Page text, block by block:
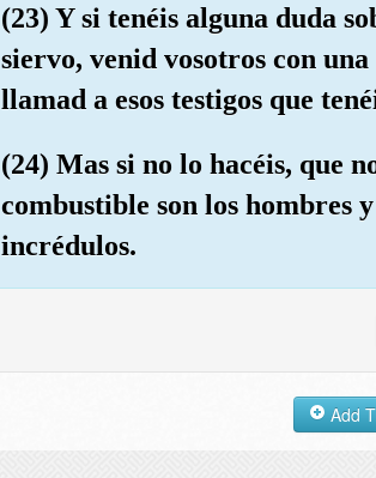
(23) Y si tenéis alguna duda
siervo, venid vosotros con
llamad a esos testigos que
(24) Mas si no lo hacéis, que
combustible son los hombres
incrédulos.